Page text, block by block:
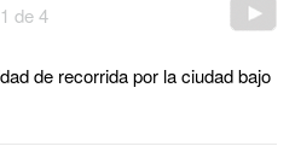
1 de4
de recorrida por la ciudad bajo